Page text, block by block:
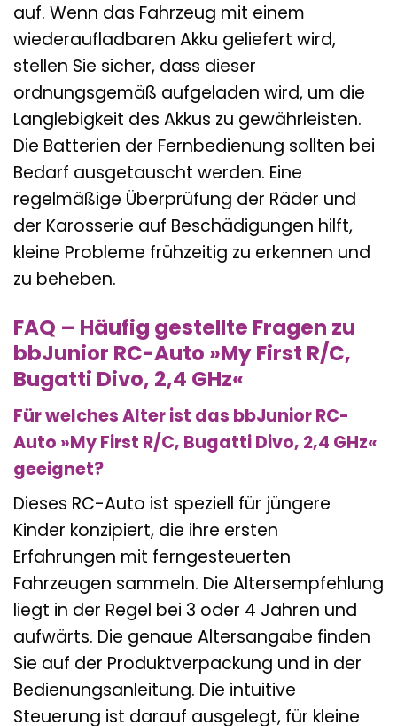
auf. Wenn das Fahrzeug mit einem
wiederaufladbaren Akku geliefert wird,
stellen Sie sicher, dass dieser
ordnungsgemäß aufgeladen wird, um die
Langlebigkeit des Akkus zu gewährleisten.
Die Batterien der Fernbedienung sollten bei
Bedarf ausgetauscht werden. Eine
regelmäßige Überprüfung der Räder und
der Karosserie auf Beschädigungen hilft,
kleine Probleme frühzeitig zu erkennen und
zu beheben.
FAQ – Häufig gestellte Fragen zu
bbJunior RC-Auto »My First R/C,
Bugatti Divo, 2,4 GHz«
Für welches Alter ist das bbJunior RC-
Auto »My First R/C, Bugatti Divo, 2,4 GHz«
geeignet?
Dieses RC-Auto ist speziell für jüngere
Kinder konzipiert, die ihre ersten
Erfahrungen mit ferngesteuerten
Fahrzeugen sammeln. Die Altersempfehlung
liegt in der Regel bei 3 oder 4 Jahren und
aufwärts. Die genaue Altersangabe finden
Sie auf der Produktverpackung und in der
Bedienungsanleitung. Die intuitive
Steuerung ist darauf ausgelegt, für kleine